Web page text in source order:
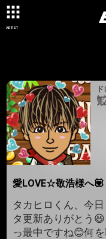
ARTIST
愛LOVE☆敬浩様へ💟
タカヒロくん、今
タ更新ありがとう
っ最中ですね😊何